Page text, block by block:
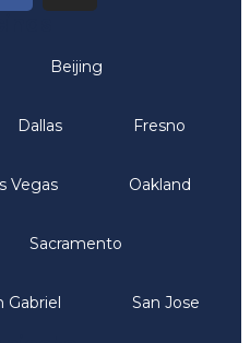
Beijing
Dallas Fresno
Vegas Oakland
Sacramento
Gabriel San Jose